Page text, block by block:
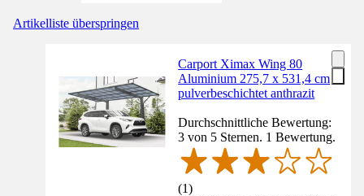
Artikelliste überspringen
Carport Ximax Wing 80
Aluminium 275,7 x 531,4 cm
pulverbeschichtet anthrazit
Durchschnittliche Bewertung:
3 von 5 Sternen. 1 Bewertung.
(1)